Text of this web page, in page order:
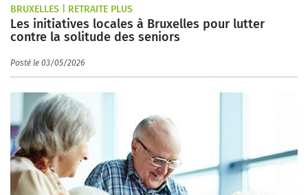
BRUXELLES | RETRAITE PLUS
Les initiatives locales à Bruxelles pour lutter
contre la solitude des seniors
Posté le 03/05/2026